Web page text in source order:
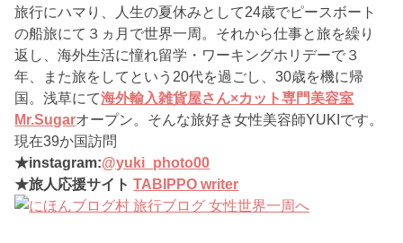
旅行にハマり、人生の夏休みとして24歳でピースボート
の船旅にて３ヵ月で世界一周。それから仕事と旅を繰り
返し、海外生活に憧れ留学・ワーキングホリデーで３
年、また旅をしてという20代を過ごし、30歳を機に帰
国。浅草にて海外輸入雑貨屋さん×カット専門美容室
Mr.Sugarオープン。そんな旅好き女性美容師YUKIです。
現在39か国訪問
★instagram:@yuki_photo00
★旅人応援サイトTABIPPO writer